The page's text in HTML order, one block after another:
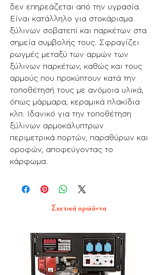
δεν επηρεάζεται από την υγρασία.
Είναι κατάλληλο για στοκάρισμα
ξύλινων σοβατεπί και παρκέτων στα
σημεία συμβολής τους. Σφραγίζει
ρωγμές μεταξύ των αρμών των
ξύλινων παρκέτων, καθώς και τους
αρμούς που προκύπτουν κατά την
τοποθέτησή τους με ανόμοια υλικά,
όπως μάρμαρα, κεραμικά πλακίδια
κλπ. Ιδανικό για την τοποθέτηση
ξύλινων αρμοκάλυπτρων
περιμετρικά πορτών, παραθύρων και
οροφών, αποφεύγοντας το
κάρφωμα.
Σχετικά προϊόντα